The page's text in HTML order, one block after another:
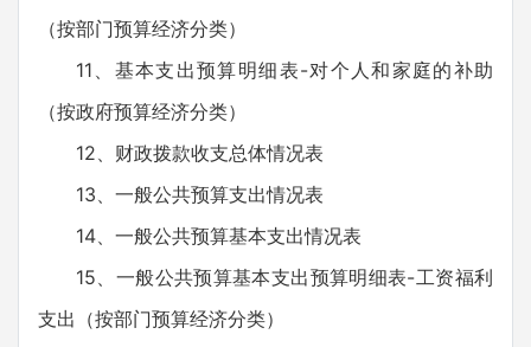
（按部门预算经济分类）
11、基本支出预算明细表-对个人和家庭的补助
（按政府预算经济分类）
12、财政拨款收支总体情况表
13、一般公共预算支出情况表
14、一般公共预算基本支出情况表
15、一般公共预算基本支出预算明细表-工资福利
支出（按部门预算经济分类）